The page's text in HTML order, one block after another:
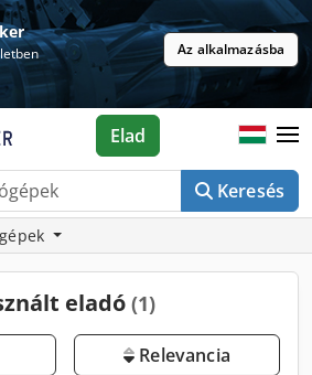
Az alkalmazásba
Keresés
Elad
eladó (1)
Relevancia